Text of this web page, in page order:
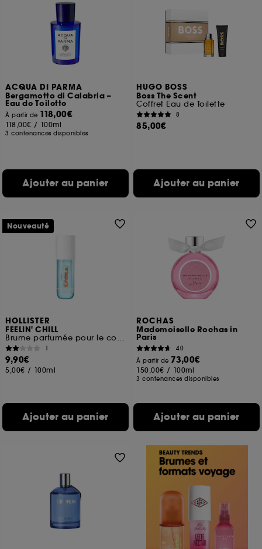
ACQUA DI PARMA
Bergamotto di Calabria –
Eau de Toilette
À partir de 118,00€
118,00€ / 100ml
3 contenances disponibles
Ajouter au panier
HUGO BOSS
Boss The Scent
Coffret Eau de Toilette
8
85,00€
Ajouter au panier
HOLLISTER
FEELIN' CHILL
Brume parfumée pour le corps et les cheveux
1
9,90€
5,00€ / 100ml
Ajouter au panier
Nouveauté
ROCHAS
Mademoiselle Rochas in
Paris
40
À partir de 73,00€
150,00€ / 100ml
3 contenances disponibles
Ajouter au panier